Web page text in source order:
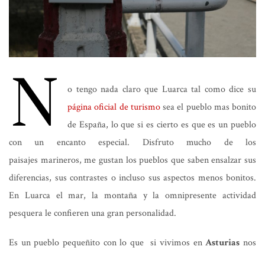
N
o tengo nada claro que Luarca tal como dice su
página oficial de turismosea el pueblo mas bonito
de España, lo que si es cierto es que es un pueblo
con un encanto especial. Disfruto mucho de los
paisajes marineros, me gustan los pueblos que saben ensalzar sus
diferencias, sus contrastes o incluso sus aspectos menos bonitos.
En Luarca el mar, la montaña y la omnipresente actividad
pesquera le confieren una gran personalidad.
Es un pueblo pequeñito con lo que si vivimos enAsturias nos